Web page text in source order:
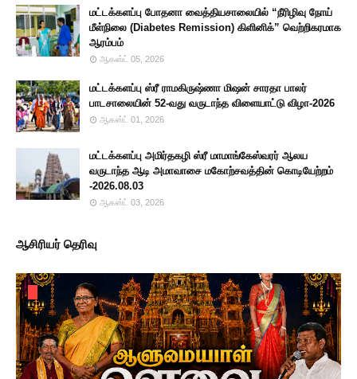
மட்டக்களப்பு போதனா வைத்தியசாலையில் “நீரிழிவு நோய்
மீள்நிலை (Diabetes Remission) கிளினிக்” வெற்றிகரமாக
ஆரம்பம்
ஆகஸ்ட் 05, 2026
மட்டக்களப்பு ஸ்ரீ ராமகிருஷ்ணா மிஷன் சாரதா பாலர்
பாடசாலையின் 52-வது வருடாந்த விளையாட்டு விழா-2026
ஆகஸ்ட் 01, 2026
மட்டக்களப்பு அமிர்தகழி ஸ்ரீ மாமாங்கேஸ்வரர் ஆலய
வருடாந்த ஆடி அமாவாசை மகோற்சவத்தின் கொடியேற்றம்
-2026.08.03
ஆகஸ்ட் 03, 2026
ஆசிரியர் தெரிவு